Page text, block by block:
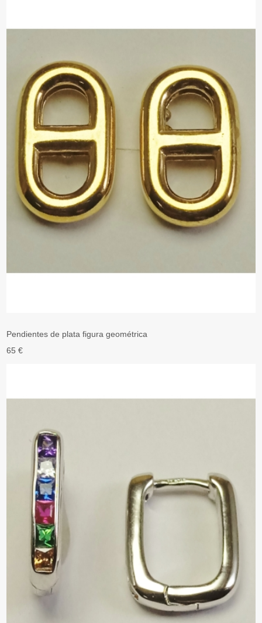
Pendientes de plata figura geométrica
65 €